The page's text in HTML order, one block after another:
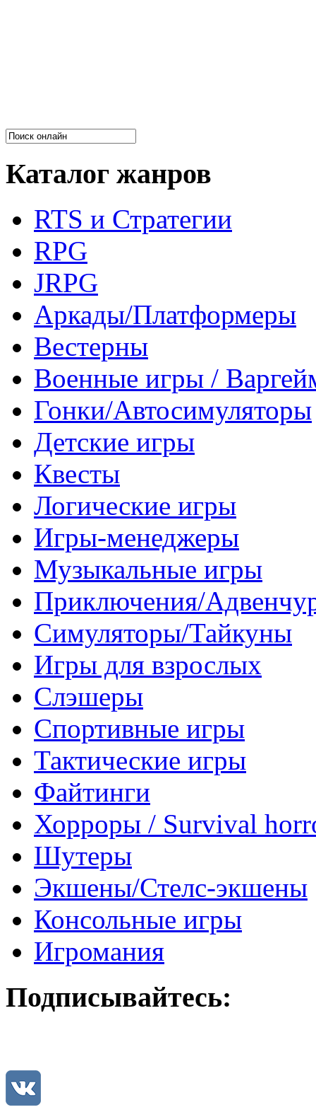
Каталог жанров
RTS и Стратегии
RPG
JRPG
Аркады/Платформеры
Вестерны
Военные игры /
Гонки/Автосимуляторы
Детские игры
Квесты
Логические игры
Игры-менеджеры
Музыкальные игры
Приключения/
Симуляторы/Тайкуны
Игры для взрослых
Слэшеры
Спортивные игры
Тактические игры
Файтинги
Хорроры / Survival
Шутеры
Экшены/Стелс-экшены
Консольные игры
Игромания
Подписывайтесь: